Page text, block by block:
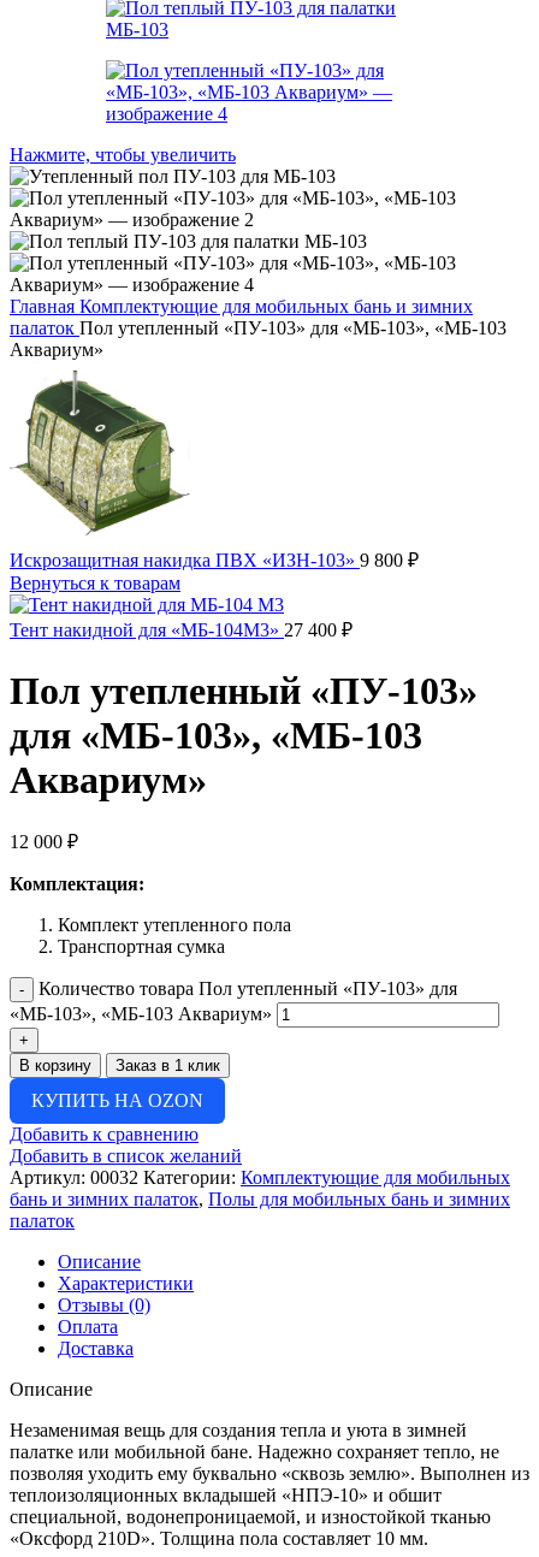
Нажмите, чтобы увеличить
Главная Комплектующие для мобильных бань и зимних
палаток Пол утепленный «ПУ-103» для «МБ-103», «МБ-103
Аквариум»
Искрозащитная накидка ПВХ «ИЗН-103» 9 800 ₽
Вернуться к товарам
Тент накидной для «МБ-104М3» 27 400 ₽
Пол утепленный «ПУ-103»
для «МБ-103», «МБ-103
Аквариум»
12 000 ₽
Комплектация:
Комплект утепленного пола
Транспортная сумка
Количество товара Пол утепленный «ПУ-103» для
«МБ-103», «МБ-103 Аквариум»
В корзину Заказ в 1 клик
КУПИТЬ НА OZON
Добавить к сравнению
Добавить в список желаний
Артикул: 00032 Категории: Комплектующие для мобильных
бань и зимних палаток, Полы для мобильных бань и зимних
палаток
Описание
Характеристики
Отзывы (0)
Оплата
Доставка
Описание
Незаменимая вещь для создания тепла и уюта в зимней
палатке или мобильной бане. Надежно сохраняет тепло, не
позволяя уходить ему буквально «сквозь землю». Выполнен из
теплоизоляционных вкладышей «НПЭ-10» и обшит
специальной, водонепроницаемой, и изностойкой тканью
«Оксфорд 210D». Толщина пола составляет 10 мм.